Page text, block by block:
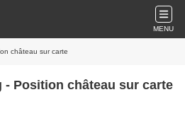
MENU
château sur carte
- Position château sur carte